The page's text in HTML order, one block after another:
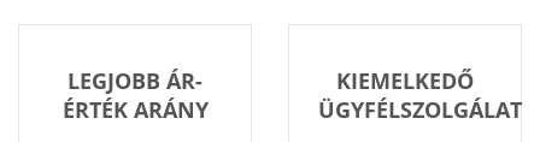
LEGJOBB ÁR-
ÉRTÉK ARÁNY
KIEMELKEDŐ
ÜGYFÉLSZOLGÁLAT